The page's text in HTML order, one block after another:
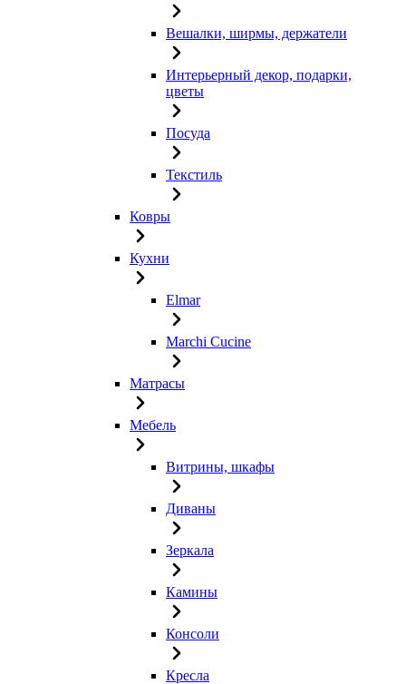
Вешалки, ширмы, держатели
Интерьерный декор, подарки,
цветы
Посуда
Текстиль
Ковры
Кухни
Elmar
Marchi Cucine
Матрасы
Мебель
Витрины, шкафы
Диваны
Зеркала
Камины
Консоли
Кресла